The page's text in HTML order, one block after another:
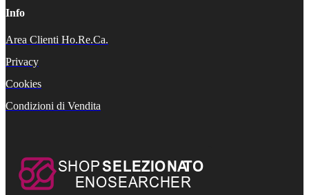
Info
Area Clienti Ho.Re.Ca.
Privacy
Cookies
Condizioni di Vendita